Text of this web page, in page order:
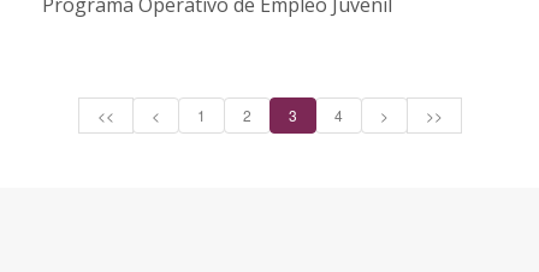
<< < 1 2 3 4 > >>